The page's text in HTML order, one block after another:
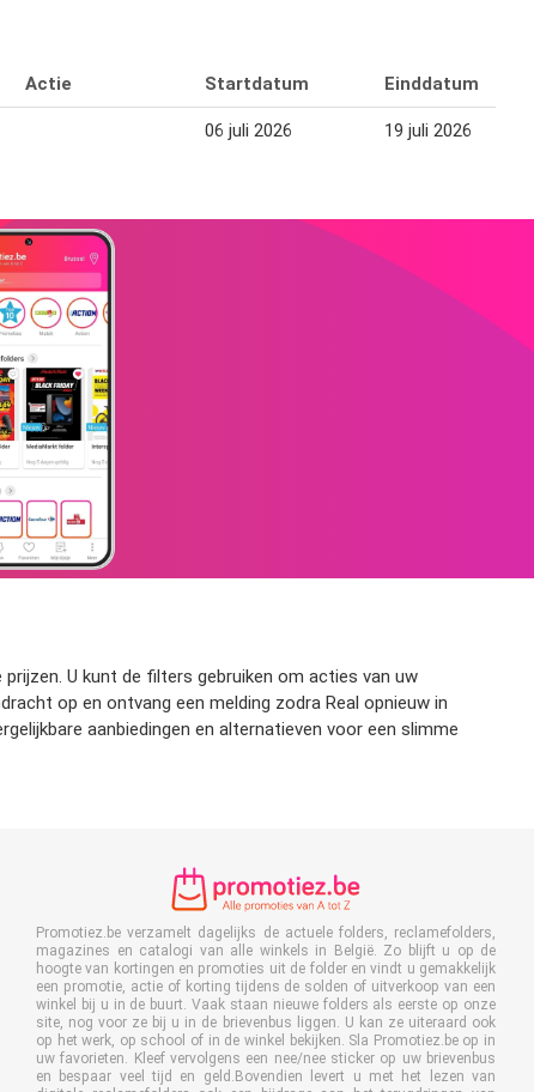
Actie Startdatum Einddatum
06 juli 2026 19 juli 2026
U kunt de filters gebruiken om acties van uw
op en ontvang een melding zodra Real opnieuw in
aanbiedingen en alternatieven voor een slimme
Promotiez.be verzamelt dagelijks de actuele folders, reclamefolders,
magazines en catalogi van alle winkels in België. Zo blijft u op de
hoogte van kortingen en promoties uit de folder en vindt u gemakkelijk
een promotie, actie of korting tijdens de solden of uitverkoop van een
winkel bij u in de buurt. Vaak staan nieuwe folders als eerste op onze
site, nog voor ze bij u in de brievenbus liggen. U kan ze uiteraard ook
op het werk, op school of in de winkel bekijken. Sla Promotiez.be op in
uw favorieten. Kleef vervolgens een nee/nee sticker op uw brievenbus
en bespaar veel tijd en geld.Bovendien levert u met het lezen van